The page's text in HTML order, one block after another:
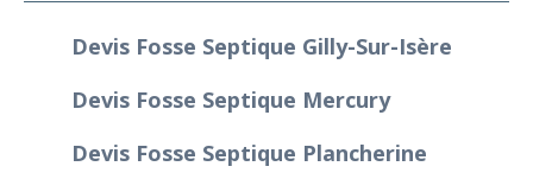
Devis Fosse Septique Gilly-Sur-Isère
Devis Fosse Septique Mercury
Devis Fosse Septique Plancherine